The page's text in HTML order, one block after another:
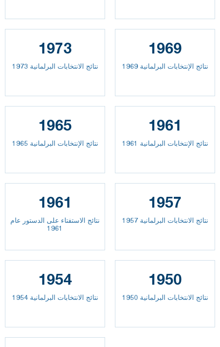
1973
نتائج الانتخابات البرلمانية 1973
1969
نتائج الإنتخابات البرلمانية 1969
1965
نتائج الإنتخابات البرلمانية 1965
1961
نتائج الإنتخابات البرلمانية 1961
1961
نتائج الاستفتاء على الدستور عام
1961
1957
نتائج الانتخابات البرلمانية 1957
1954
نتائج الانتخابات البرلمانية 1954
1950
نتائج الانتخابات البرلمانية 1950